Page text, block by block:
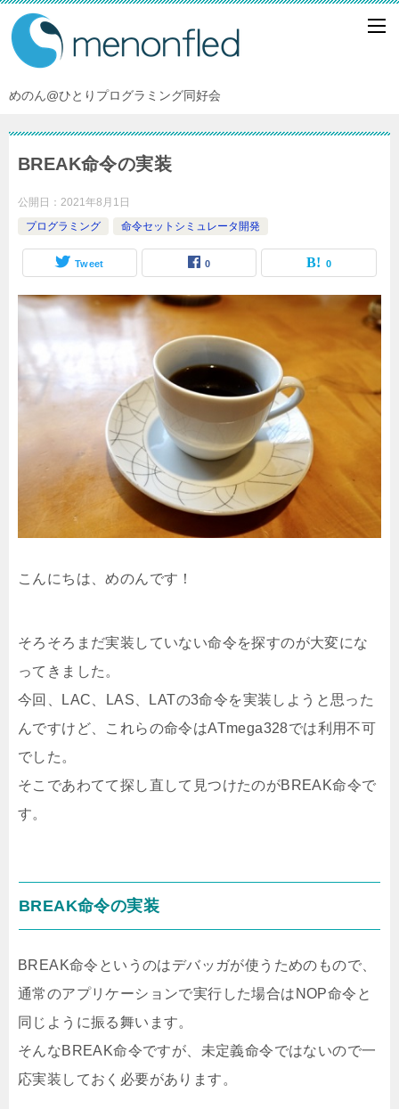
めのん@ひとりプログラミング同好会
BREAK命令の実装
公開日： 2021年8月1日
プログラミング
命令セットシミュレータ開発
Tweet 0 0
こんにちは、めのんです！
そろそろまだ実装していない命令を探すのが大変にな
ってきました。
今回、LAC、LAS、LATの3命令を実装しようと思った
んですけど、これらの命令はATmega328では利用不可
でした。
そこであわてて探し直して見つけたのがBREAK命令で
す。
BREAK命令の実装
BREAK命令というのはデバッガが使うためのもので、
通常のアプリケーションで実行した場合はNOP命令と
同じように振る舞います。
そんなBREAK命令ですが、未定義命令ではないので一
応実装しておく必要があります。